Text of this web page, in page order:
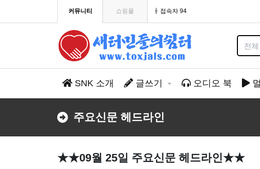
커뮤니티 쇼핑몰 접속자 94
SNK 소개 글쓰기 오디오 북
주요신문 헤드라인
★★09월 25일 주요신문 헤드라인★★